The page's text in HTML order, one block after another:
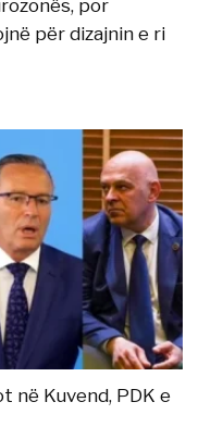
por
për dizajnin e ri
në Kuvend, PDK e